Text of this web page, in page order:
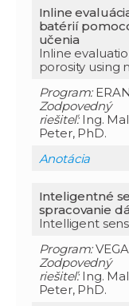
Inline
batérií
učenia
Inline
porosity using
Program:
Zodpovedný
riešiteľ:Ing.
Peter, PhD.
Anotácia
Inteligentné
spracovanie
Intelligent
Program:VEGA
Zodpovedný
riešiteľ:Ing.
Peter, PhD.